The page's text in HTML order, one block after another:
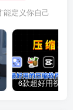
能定义你自己